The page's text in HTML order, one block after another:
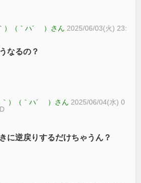
）（｀ハ´ ）さん 2025/06/03(火) 23:
なるの？
｀）（｀ハ´ ）さん 2025/06/04(水) 0
に逆戻りするだけちゃうん？